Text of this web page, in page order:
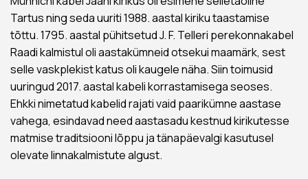
Tartus ning seda uuriti 1988. aastal kiriku taastamise
tõttu. 1795. aastal pühitsetud J. F. Telleri perekonnakabel
Raadi kalmistul oli aastakümneid otsekui maamärk, sest
selle vaskplekist katus oli kaugele näha. Siin toimusid
uuringud 2017. aastal kabeli korrastamisega seoses.
Ehkki nimetatud kabelid rajati vaid paarikümne aastase
vahega, esindavad need aastasadu kestnud kirikutesse
matmise traditsiooni lõppu ja tänapäevalgi kasutusel
olevate linnakalmistute algust.